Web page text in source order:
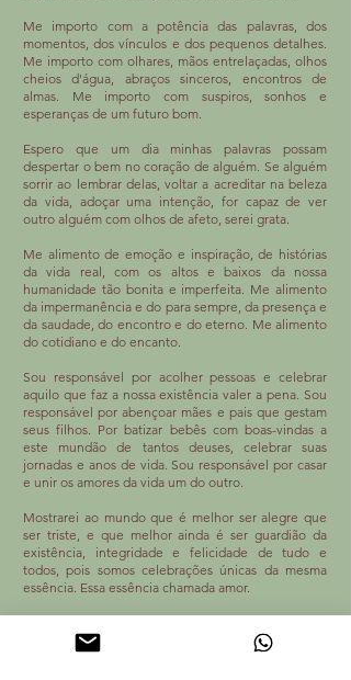
Me importo com a potência das palavras, dos
momentos, dos vínculos e dos pequenos detalhes.
Me importo com olhares, mãos entrelaçadas, olhos
cheios d'água, abraços sinceros, encontros de
almas. Me importo com suspiros, sonhos e
esperanças de um futuro bom.
Espero que um dia minhas palavras possam
despertar o bem no coração de alguém. Se alguém
sorrir ao lembrar delas, voltar a acreditar na beleza
da vida, adoçar uma intenção, for capaz de ver
outro alguém com olhos de afeto, serei grata.
Me alimento de emoção e inspiração, de histórias
da vida real, com os altos e baixos da nossa
humanidade tão bonita e imperfeita. Me alimento
da impermanência e do para sempre, da presença e
da saudade, do encontro e do eterno. Me alimento
do cotidiano e do encanto.
Sou responsável por acolher pessoas e celebrar
aquilo que faz a nossa existência valer a pena. Sou
responsável por abençoar mães e pais que gestam
seus filhos. Por batizar bebês com boas-vindas a
este mundão de tantos deuses, celebrar suas
jornadas e anos de vida. Sou responsável por casar
e unir os amores da vida um do outro.
Mostrarei ao mundo que é melhor ser alegre que
ser triste, e que melhor ainda é ser guardião da
existência, integridade e felicidade de tudo e
todos, pois somos celebrações únicas da mesma
essência. Essa essência chamada amor.
Tatiani Amaral Führ, 16 de setembro de 2020.